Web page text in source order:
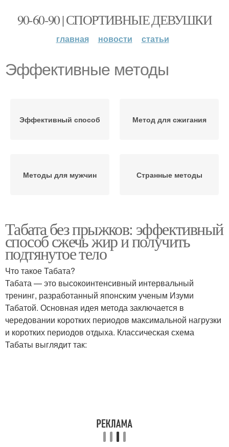
90-60-90 | СПОРТИВНЫЕ ДЕВУШКИ
главная новости статьи
Эффективные методы
Эффективный способ Метод для сжигания
Методы для мужчин Странные методы
Табата без прыжков: эффективный
способ сжечь жир и получить
подтянутое тело
Что такое Табата?
Табата — это высокоинтенсивный интервальный
тренинг, разработанный японским ученым Изуми
Табатой. Основная идея метода заключается в
чередовании коротких периодов максимальной нагрузки
и коротких периодов отдыха. Классическая схема
Табаты выглядит так: